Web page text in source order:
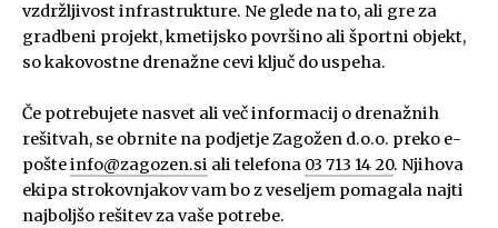
vzdržljivost infrastrukture. Ne glede na to, ali gre za
gradbeni projekt, kmetijsko površino ali športni objekt,
so kakovostne drenažne cevi ključ do uspeha.
Če potrebujete nasvet ali več informacij o drenažnih
rešitvah, se obrnite na podjetje Zagožen d.o.o. preko e-
pošteinfo@zagozen.si ali telefona 03 713 14 20. Njihova
ekipa strokovnjakov vam bo z veseljem pomagala najti
najboljšo rešitev za vaše potrebe.